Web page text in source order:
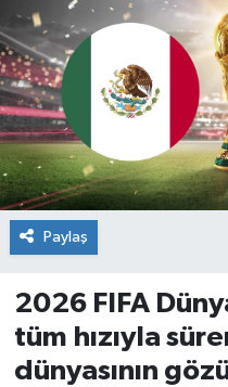
Paylaş
2026 FIFA
tüm hızıyla
dünyasının
EĞİTİM
EKONOMİ
Erdek
Gömeç
Gönen
İvrindi